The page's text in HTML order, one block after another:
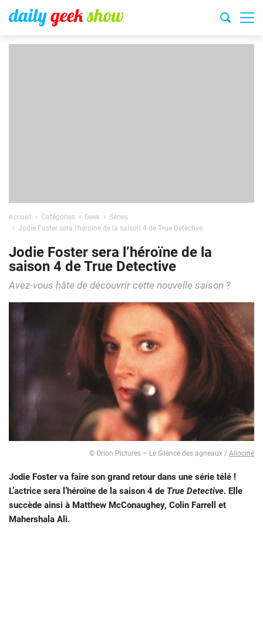
Accueil Catégories Geek
Séries
Jodie Foster sera l’héroïne de la saison 4 de True Detective
Jodie Foster sera l’héroïne de la
saison 4 de True Detective
Avez-vous hâte de découvrir cette nouvelle saison ?
© Orion Pictures – Le Silence des agneaux / Allociné
Jodie Foster va faire son grand retour dans une série télé !
L’actrice sera l’héroïne de la saison 4 de True Detective. Elle
succède ainsi à Matthew McConaughey, Colin Farrell et
Mahershala Ali.